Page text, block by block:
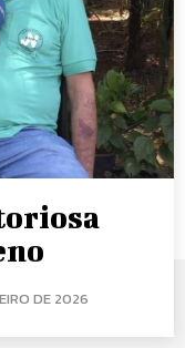
DE 2026